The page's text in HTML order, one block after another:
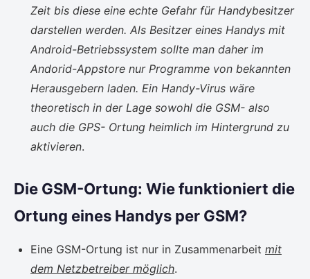
Zeit bis diese eine echte Gefahr für Handybesitzer
darstellen werden. Als Besitzer eines Handys mit
Android-Betriebssystem sollte man daher im
Andorid-Appstore nur Programme von bekannten
Herausgebern laden. Ein Handy-Virus wäre
theoretisch in der Lage sowohl die GSM- also
auch die GPS- Ortung heimlich im Hintergrund zu
aktivieren.
Die GSM-Ortung: Wie funktioniert die
Ortung eines Handys per GSM?
Eine GSM-Ortung ist nur in Zusammenarbeit mit
dem Netzbetreiber möglich.